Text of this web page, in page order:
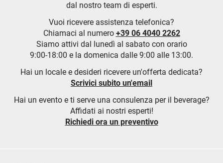
dal nostro team di esperti.
Vuoi ricevere assistenza telefonica?
Chiamaci al numero +39 06 4040 2262
Siamo attivi dal lunedì al sabato con orario
9:00-18:00 e la domenica dalle 9:00 alle 13:00.
Hai un locale e desideri ricevere un'offerta dedicata?
Scrivici subito un'email
Hai un evento e ti serve una consulenza per il beverage?
Affidati ai nostri esperti!
Richiedi ora un preventivo